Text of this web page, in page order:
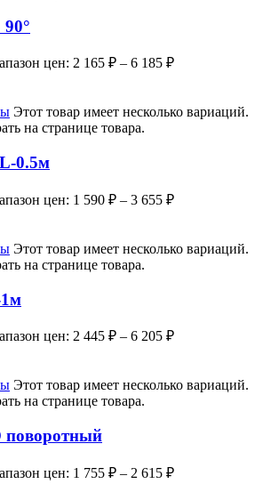
цен: 2 165 ₽ – 6 185 ₽
Этот товар имеет несколько вариаций.
на странице товара.
0.5м
цен: 1 590 ₽ – 3 655 ₽
Этот товар имеет несколько вариаций.
на странице товара.
цен: 2 445 ₽ – 6 205 ₽
Этот товар имеет несколько вариаций.
на странице товара.
цен: 1 755 ₽ – 2 615 ₽